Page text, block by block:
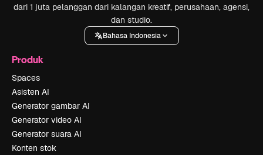
dari 1 juta pelanggan dari kalangan kreatif, perusahaan, agensi,
dan studio.
Bahasa Indonesia
Produk
Spaces
Asisten AI
Generator gambar AI
Generator video AI
Generator suara AI
Konten stok